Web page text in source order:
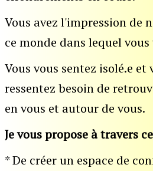
Vous avez l'impression de
ce monde dans lequel vous
Vous vous sentez isolé.e et
ressentez besoin de
en vous et autour de vous.
Je vous propose à travers
* De créer un espace de